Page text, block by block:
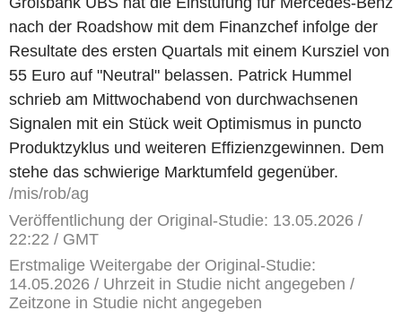
nach der Roadshow mit dem Finanzchef infolge der
Resultate des ersten Quartals mit einem Kursziel von
55 Euro auf "Neutral" belassen. Patrick Hummel
schrieb am Mittwochabend von durchwachsenen
Signalen mit ein Stück weit Optimismus in puncto
Produktzyklus und weiteren Effizienzgewinnen. Dem
stehe das schwierige Marktumfeld gegenüber.
/mis/rob/ag
Veröffentlichung der Original-Studie: 13.05.2026 /
22:22 / GMT
Erstmalige Weitergabe der Original-Studie:
14.05.2026 / Uhrzeit in Studie nicht angegeben /
Zeitzone in Studie nicht angegeben